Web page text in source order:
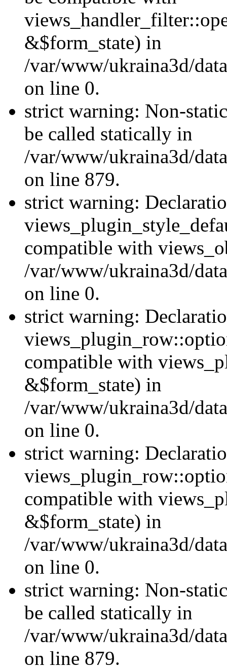
&$form_state) in
/var/www/ukraina3d/
on line 0.
strict warning: Non-
be called statically in
/var/www/ukraina3d/
on line 879.
strict warning:
compatible with
/var/www/ukraina3d/
on line 0.
strict warning:
compatible with
&$form_state) in
/var/www/ukraina3d/
on line 0.
strict warning:
compatible with
&$form_state) in
/var/www/ukraina3d/
on line 0.
strict warning: Non-
be called statically in
/var/www/ukraina3d/
on line 879.